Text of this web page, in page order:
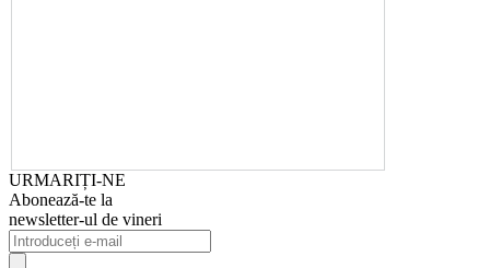
URMARIȚI-NE
Abonează-te la
newsletter-ul de vineri